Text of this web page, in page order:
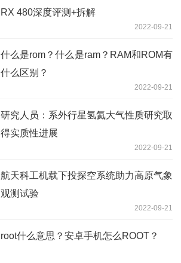
RX 480深度评测+拆解
2022-09-21
什么是rom？什么是ram？RAM和ROM有
什么区别？
2022-09-21
研究人员：系外行星氢氦大气性质研究取
得实质性进展
2022-09-21
航天科工机载下投探空系统助力高原气象
观测试验
2022-09-21
root什么意思？安卓手机怎么ROOT？